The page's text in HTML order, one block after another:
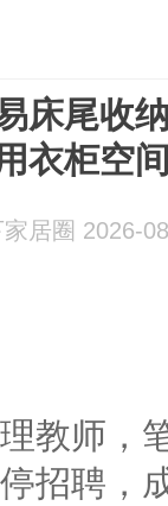
床尾收
衣柜空
家居圈 2026-
教师，
招聘，